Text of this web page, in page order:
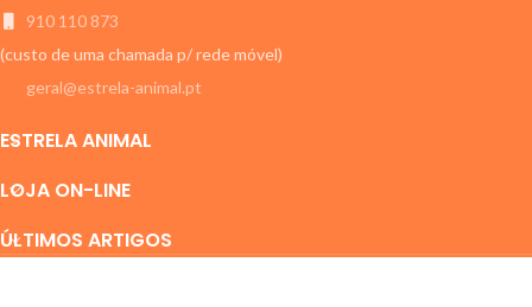
910 110 873
(custo de uma chamada p/ rede móvel)
geral@estrela-animal.pt
ESTRELA ANIMAL
LOJA ON-LINE
ÚLTIMOS ARTIGOS